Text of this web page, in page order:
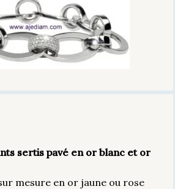
sertis pavé en or blanc et or
mesure en or jaune ou rose